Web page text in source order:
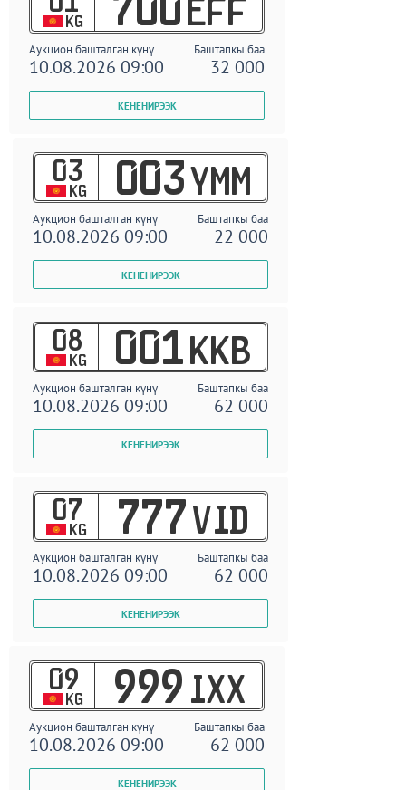
KG 700 EFF
Аукцион башталган күнү Баштапкы баа
10.08.2026 09:00 32 000
03
KG 003 YMM
Аукцион башталган күнү Баштапкы баа
10.08.2026 09:00 22 000
08
KG 001 KKB
Аукцион башталган күнү Баштапкы баа
10.08.2026 09:00 62 000
07
KG 777 VID
Аукцион башталган күнү Баштапкы баа
10.08.2026 09:00 62 000
09
KG 999 IXX
Аукцион башталган күнү Баштапкы баа
10.08.2026 09:00 62 000